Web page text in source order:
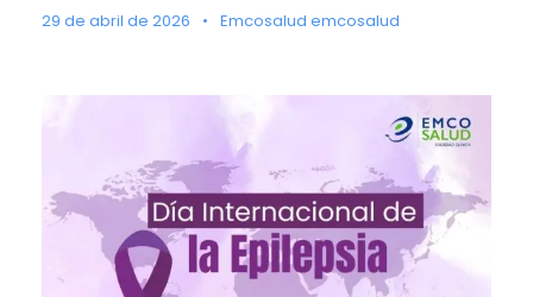
29 de abril de 2026 • Emcosalud emcosalud